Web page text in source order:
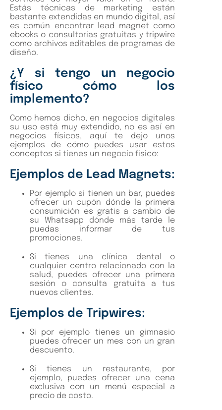
Estás técnicas de marketing están
bastante extendidas en mundo digital, así
es común encontrar lead magnet como
ebooks o consultorías gratuitas y tripwire
como archivos editables de programas de
diseño.
¿Y si tengo un negocio
físico cómo los
implemento?
Como hemos dicho, en negocios digitales
su uso está muy extendido, no es así en
negocios físicos, aquí te dejo unos
ejemplos de cómo puedes usar estos
conceptos si tienes un negocio físico:
Ejemplos de Lead Magnets:
Por ejemplo si tienen un bar, puedes
ofrecer un cupón dónde la primera
consumición es gratis a cambio de
su Whatsapp dónde más tarde le
puedas informar de tus
promociones.
Si tienes una clínica dental o
cualquier centro relacionado con la
salud, puedes ofrecer una primera
sesión o consulta gratuita a tus
nuevos clientes.
Ejemplos de Tripwires:
Si por ejemplo tienes un gimnasio
puedes ofrecer un mes con un gran
descuento.
Si tienes un restaurante, por
ejemplo, puedes ofrecer una cena
exclusiva con un menú especial a
precio de costo.